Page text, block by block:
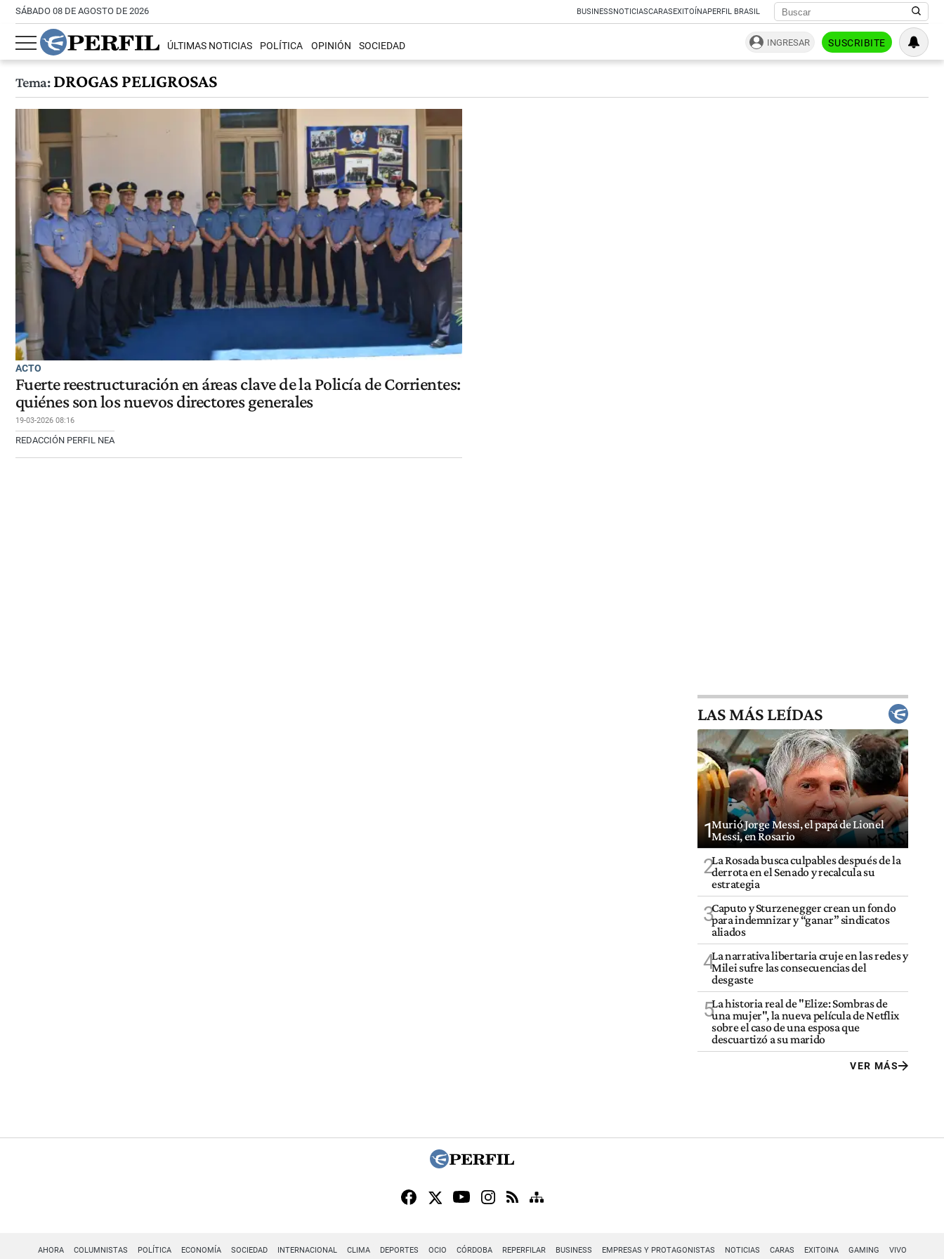
SÁBADO 08 DE AGOSTO DE 2026 BUSINESSNOTICIASCARASEXITOÍNAPERFIL BRASIL
ÚLTIMAS NOTICIAS POLÍTICA OPINIÓN SOCIEDAD INGRESAR SUSCRIBITE
Tema:DROGAS PELIGROSAS
ACTO
Fuerte reestructuración en áreas clave de la Policía de Corrientes:
quiénes son los nuevos directores generales
19-03-2026 08:16
REDACCIÓN PERFIL NEA
LAS MÁS LEÍDAS
1Murió Jorge Messi, el papá de Lionel
Messi, en Rosario
2La Rosada busca culpables después de la
derrota en el Senado y recalcula su
estrategia
3Caputo y Sturzenegger crean un fondo
para indemnizar y “ganar” sindicatos
aliados
4La narrativa libertaria cruje en las redes y
Milei sufre las consecuencias del
desgaste
5La historia real de "Elize: Sombras de
una mujer", la nueva película de Netflix
sobre el caso de una esposa que
descuartizó a su marido
VER MÁS
AHORA COLUMNISTAS POLÍTICA ECONOMÍA SOCIEDAD INTERNACIONAL CLIMA DEPORTES OCIO CÓRDOBA REPERFILAR BUSINESS EMPRESAS Y PROTAGONISTAS NOTICIAS CARAS EXITOINA GAMING VIVO